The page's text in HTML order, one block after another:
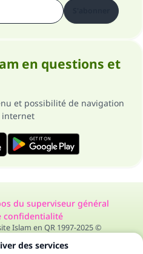
en questions et
et possibilité de navigation
internet
du superviseur général
confidentialité
Islam en QR 1997-2025 ©
des services